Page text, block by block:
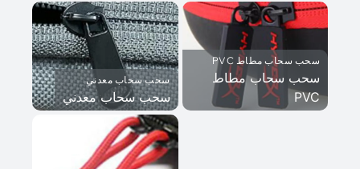
سحب سحاب معدني
سحب سحاب معدني
سحب سحاب مطاط PVC
سحب سحاب مطاط
PVC